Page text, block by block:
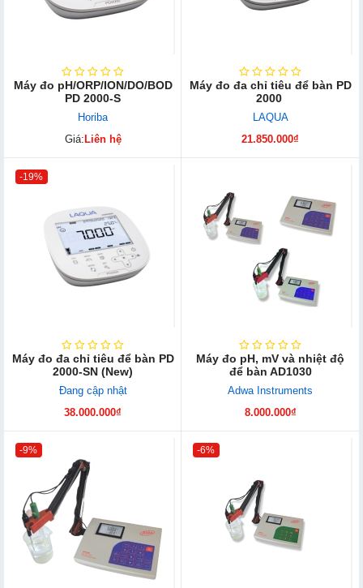
Máy đo pH/ORP/ION/DO/BOD
PD 2000-S
Horiba
Giá:Liên hệ
Máy đo đa chỉ tiêu để bàn PD
2000
LAQUA
21.850.000₫
-19%
Máy đo đa chỉ tiêu để bàn PD
2000-SN (New)
Đang cập nhật
38.000.000₫
Máy đo pH, mV và nhiệt độ
để bàn AD1030
Adwa Instruments
8.000.000₫
-9% -6%